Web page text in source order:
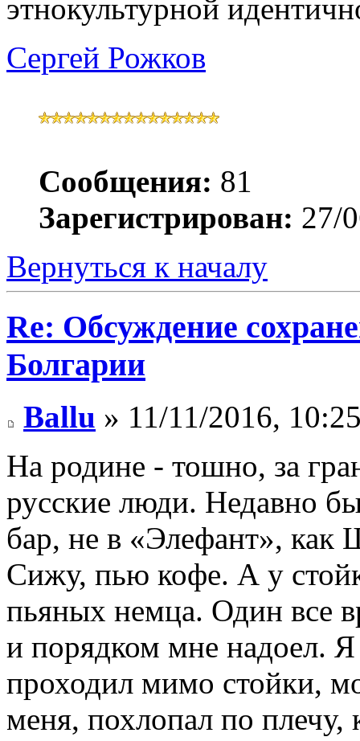
этнокультурной
Сергей Рожков
Сообщения: 81
Зарегистрирован: 27/
Вернуться к началу
Re: Обсуждение
Болгарии
Ballu » 11/11/2016,
На родине - тошно, за
русские люди. Недавно
бар, не в «Элефант»,
Сижу, пью кофе. А у
пьяных немца. Один все
и порядком мне надоел.
проходил мимо стойки,
меня, похлопал по плечу,